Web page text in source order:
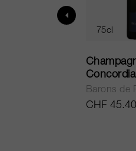
75cl
Barons de
CHF 45.40